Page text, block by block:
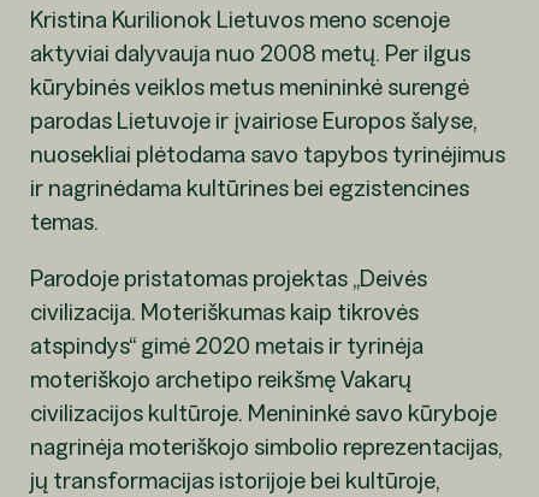
Kristina Kurilionok Lietuvos meno scenoje
aktyviai dalyvauja nuo 2008 metų. Per ilgus
kūrybinės veiklos metus menininkė surengė
parodas Lietuvoje ir įvairiose Europos šalyse,
nuosekliai plėtodama savo tapybos tyrinėjimus
ir nagrinėdama kultūrines bei egzistencines
temas.
Parodoje pristatomas projektas „Deivės
civilizacija. Moteriškumas kaip tikrovės
atspindys“ gimė 2020 metais ir tyrinėja
moteriškojo archetipo reikšmę Vakarų
civilizacijos kultūroje. Menininkė savo kūryboje
nagrinėja moteriškojo simbolio reprezentacijas,
jų transformacijas istorijoje bei kultūroje,